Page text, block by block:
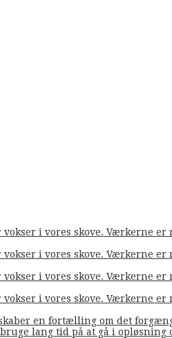
i vores skove. Værkerne
i vores skove. Værkerne
i vores skove. Værkerne
i vores skove. Værkerne
en fortælling om det
lang tid på at gå i opløsning